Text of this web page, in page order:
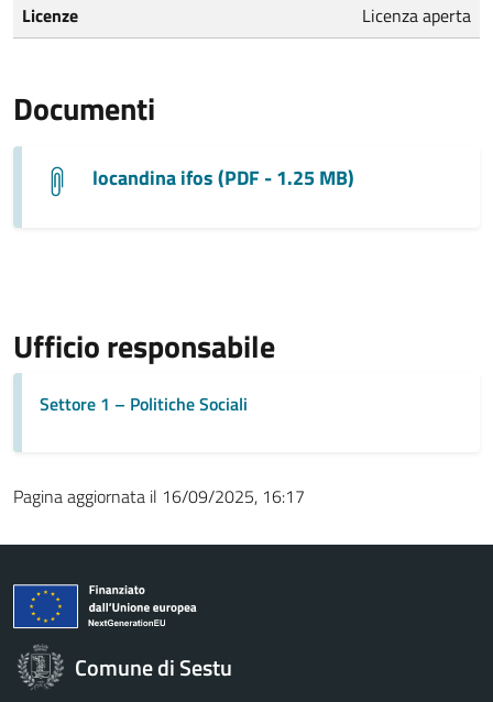
Licenze Licenza aperta
Documenti
locandina ifos (PDF - 1.25 MB)
Ufficio responsabile
Settore 1 – Politiche Sociali
Pagina aggiornata il 16/09/2025, 16:17
Comune di Sestu